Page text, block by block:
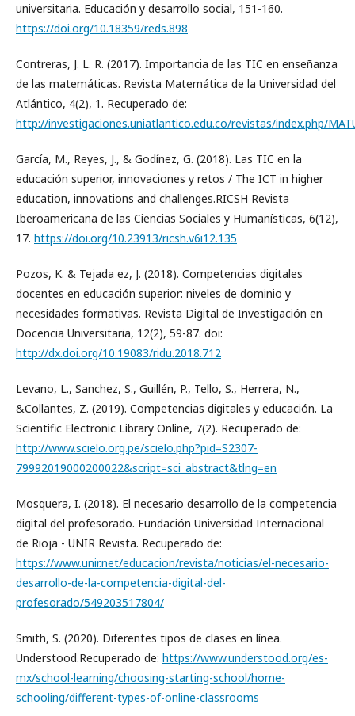
universitaria. Educación y desarrollo social, 151-160.
https://doi.org/10.18359/reds.898
Contreras, J. L. R. (2017). Importancia de las TIC en enseñanza
de las matemáticas. Revista Matemática de la Universidad del
Atlántico, 4(2), 1. Recuperado de:
http://investigaciones.uniatlantico.edu.co/revistas/index.php/
García, M., Reyes, J., & Godínez, G. (2018). Las TIC en la
educación superior, innovaciones y retos / The ICT in higher
education, innovations and challenges.RICSH Revista
Iberoamericana de las Ciencias Sociales y Humanísticas, 6(12),
17. https://doi.org/10.23913/ricsh.v6i12.135
Pozos, K. & Tejada ez, J. (2018). Competencias digitales
docentes en educación superior: niveles de dominio y
necesidades formativas. Revista Digital de Investigación en
Docencia Universitaria, 12(2), 59-87. doi:
http://dx.doi.org/10.19083/ridu.2018.712
Levano, L., Sanchez, S., Guillén, P., Tello, S., Herrera, N.,
&Collantes, Z. (2019). Competencias digitales y educación. La
Scientific Electronic Library Online, 7(2). Recuperado de:
http://www.scielo.org.pe/scielo.php?pid=S2307-
79992019000200022&script=sci_abstract&tlng=en
Mosquera, I. (2018). El necesario desarrollo de la competencia
digital del profesorado. Fundación Universidad Internacional
de Rioja - UNIR Revista. Recuperado de:
https://www.unir.net/educacion/revista/noticias/el-necesario-
desarrollo-de-la-competencia-digital-del-
profesorado/549203517804/
Smith, S. (2020). Diferentes tipos de clases en línea.
Understood.Recuperado de: https://www.understood.org/es-
mx/school-learning/choosing-starting-school/home-
schooling/different-types-of-online-classrooms